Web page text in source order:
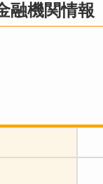
融機関情報